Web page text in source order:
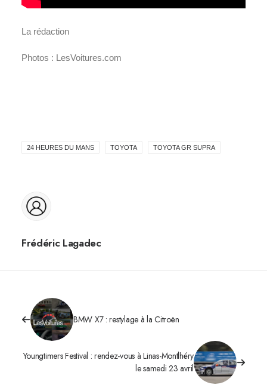
La rédaction
Photos : LesVoitures.com
24 HEURES DU MANS TOYOTA TOYOTA GR SUPRA
Frédéric Lagadec
BMW X7 : restylage à la Citroën
Youngtimers Festival : rendez-vous à Linas-Montlhéry
le samedi 23 avril